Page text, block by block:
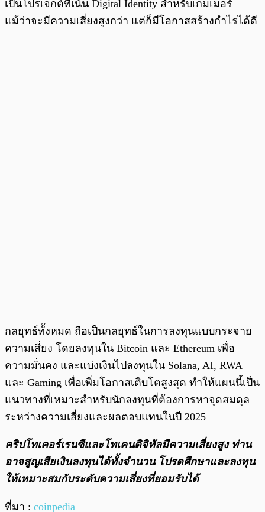
เป็นโปรเจกต์ที่เน้น Digital Identity สำหรับเกมเมอร์
แม้ว่าจะมีความเสี่ยงสูงกว่า แต่ก็มีโอกาสสร้างกำไรได้ดี
กลยุทธ์ทั้งหมด ถือเป็นกลยุทธ์ในการลงทุนแบบกระจาย
ความเสี่ยง โดยลงทุนใน Bitcoin และ Ethereum เพื่อ
ความมั่นคง และแบ่งเงินไปลงทุนใน Solana, AI, RWA
และ Gaming เพื่อเพิ่มโอกาสเติบโตสูงสุด ทำให้แผนนี้เป็น
แนวทางที่เหมาะสำหรับนักลงทุนที่ต้องการหาจุดสมดุล
ระหว่างความเสี่ยงและผลตอบแทนในปี 2025
คริปโทเคอร์เรนซีและโทเคนดิจิทัลมีความเสี่ยงสูง ท่าน
อาจสูญเสียเงินลงทุนได้ทั้งจํานวน โปรดศึกษาและลงทุน
ให้เหมาะสมกับระดับความเสี่ยงที่ยอมรับได้
ที่มา : coinpedia